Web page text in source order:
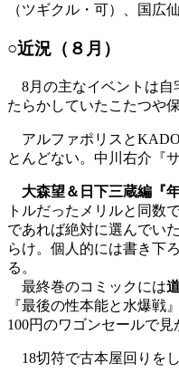
（ツギクル・可）、国広
○近況（８月）
8月の主なイベントは自
たらかしていたこたつや
アルファポリスと
とんどない。中川右介『
大森望＆日下三蔵編『
トルだったメリルと同数
であれば絶対に選んでい
らけ。個人的には書き下
る。
最終巻のコミックには
『最後の性本能と水爆戦
100円のワゴンセールで
18切符で古本屋回りを